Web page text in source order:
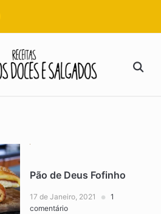
Search
for:
Pão de Deus Fofinho
17 de Janeiro, 2021
1
comentário